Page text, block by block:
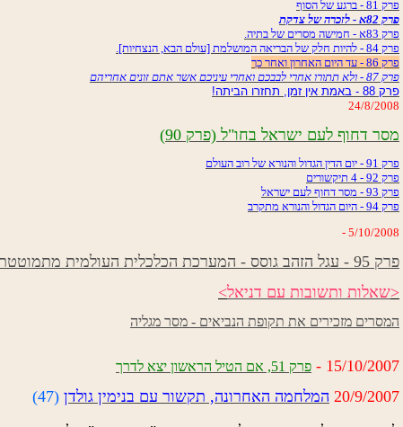
פרק 81 - ברגע של הסוף
פרק 82א - לזכרה של צדקת
פרק 83א - חמישה מסרים של בתיה.
פרק 84 - להיות חלק של הבריאה המושלמת [עולם הבא, הנצחיות].
פרק 86 - עד היום האחרון ואחר כך
פרק 87 - ולא תתורו אחרי לבבכם ואחרי עיניכם אשר אתם זונים אחריהם
פרק 88 - באמת אין זמן, תחזרו הביתה!
24/8/2008
מסר דחוף לעם ישראל בחו"ל (פרק 90)
פרק 91 - יום הדין הגדול והנורא של רוב העולם
פרק 92 - 4 תיקשורים
פרק 93 - מסר דחוף לעם ישראל
פרק 94 - היום הגדול והנורא מתקרב
5/10/2008 -
פרק 95 - עגל הזהב גוסס - המערכת הכלכלית העולמית מתמוטטת
<שאלות ותשובות עם דניאל>
המסרים מזכירים את תקופת הנביאים - מסר מגליה
15/10/2007 - פרק 51, אם הטיל הראשון יצא לדרך
20/9/2007 המלחמה האחרונה, תקשור עם בנימין גולדן (47)